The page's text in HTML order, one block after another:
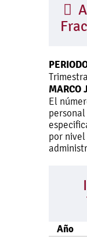
MARCO
El
por
Año